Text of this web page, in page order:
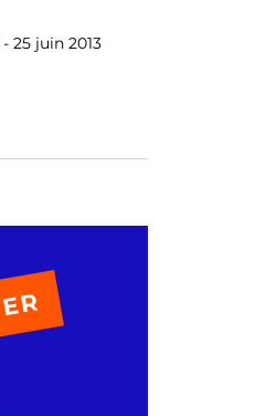
- 25 juin 2013